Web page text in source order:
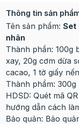
Thông tin sản
Tên sản phẩm: Set
nhân
Thành phần: 100g
xay, 20g cơm dừa
cacao, 1 tờ giấy
Thành phẩm: 300g
HDSD: Quét mã
hướng dẫn cách
Bảo quản: Bảo